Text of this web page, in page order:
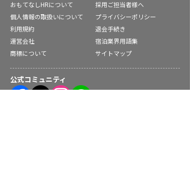
おもてなしHRについて
採用ご担当者様へ
個人情報の取扱いについて
プライバシーポリシー
利用規約
退会手続き
運営会社
宿泊業界用語集
商標について
サイトマップ
公式コミュニティ